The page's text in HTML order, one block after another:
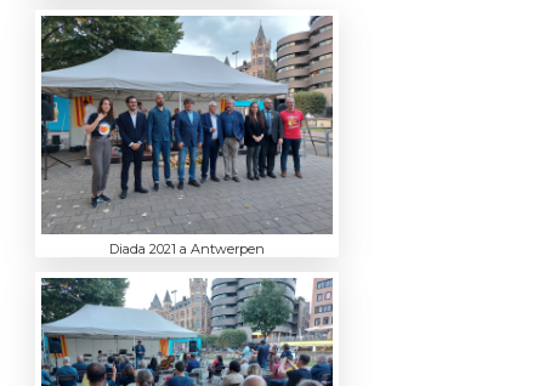
Diada 2021 a Antwerpen